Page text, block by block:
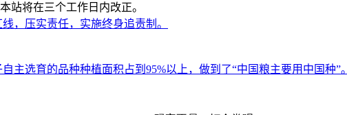
站将在三个工作日内改正。
，压实责任，实施终身追责制。
主选育的品种种植面积占到95%以上，做到了“中国粮主要用中国种”。